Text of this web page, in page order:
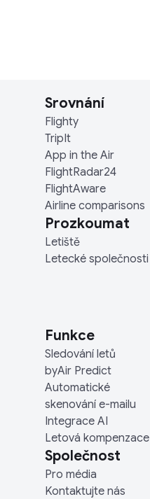
Srovnání
Flighty
TripIt
App in the Air
FlightRadar24
FlightAware
Airline comparisons
Prozkoumat
Letiště
Letecké společnosti
Funkce
Sledování letů
byAir Predict
Automatické
skenování e-mailu
Integrace AI
Letová kompenzace
Společnost
Pro média
Kontaktujte nás